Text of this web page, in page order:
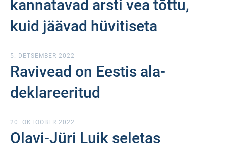
kannatavad arsti vea tõttu,
kuid jäävad hüvitiseta
5. DETSEMBER 2022
Ravivead on Eestis ala-
deklareeritud
20. OKTOOBER 2022
Olavi-Jüri Luik seletas